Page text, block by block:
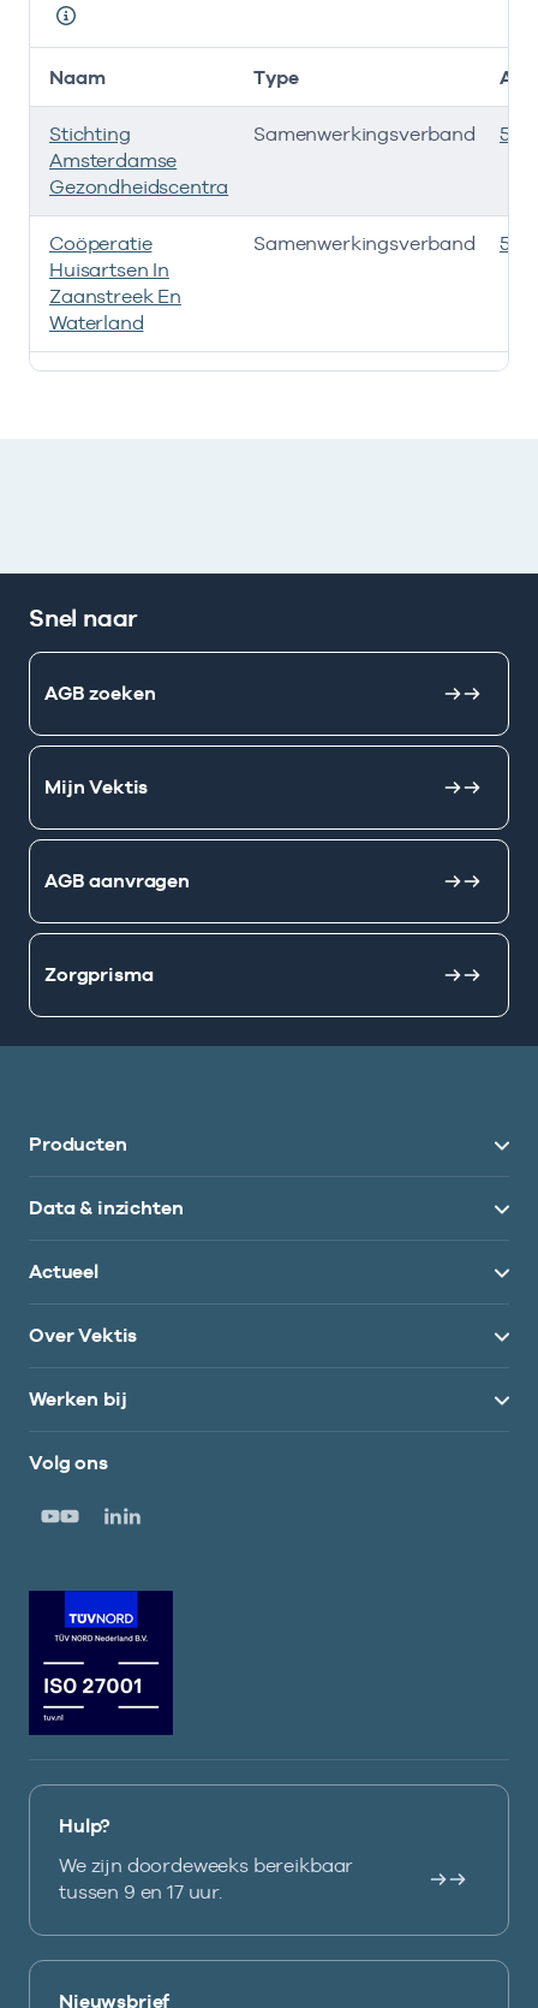
Deze onderneming heeft een relatie met de volgende
Naam Type
Stichting
Amsterdamse
Gezondheidscentra
Samenwerkingsverband
Coöperatie
Huisartsen In
Zaanstreek En
Waterland
Samenwerkingsverband
Snel naar
AGB zoeken
Mijn Vektis
AGB aanvragen
Zorgprisma
Producten
Data & inzichten
Actueel
Over Vektis
Werken bij
Volg ons
Hulp?
We zijn doordeweeks bereikbaar
tussen 9 en 17 uur.
Nieuwsbrief